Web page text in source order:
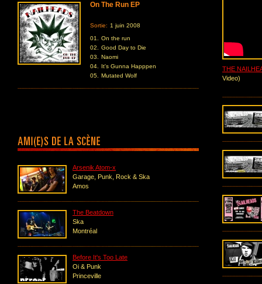
On The Run EP
Sortie: 1 juin 2008
01.
On the run
02.
Good Day to Die
03.
Naomi
04.
It's Gunna Happpen
05.
Mutated Wolf
Arsenik Atom-x
Garage, Punk, Rock & Ska
Amos
The Beatdown
Ska
Montréal
Before It's Too Late
Oi & Punk
Princeville
THE
Video)